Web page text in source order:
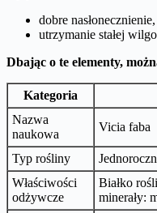
dobre nasłonecznienie,
utrzymanie stałej
Dbając o te elementy,
Kategoria
Nazwa
naukowa
Vicia faba
Typ rośliny
Właściwości
odżywcze
Białko
minerały: